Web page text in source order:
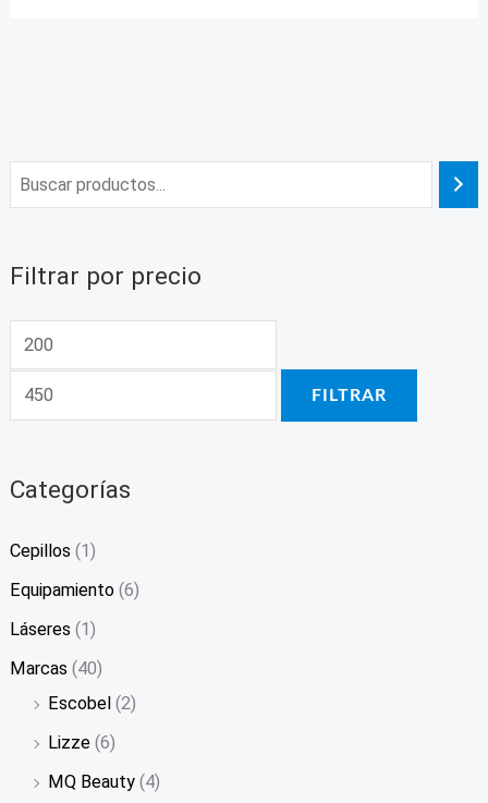
Filtrar por precio
FILTRAR
Categorías
Cepillos (1)
Equipamiento (6)
Láseres (1)
Marcas (40)
Escobel (2)
Lizze (6)
MQ Beauty (4)